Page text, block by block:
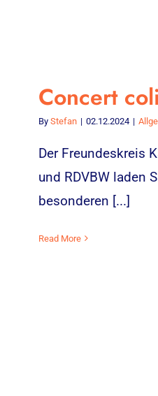
Concert
By Stefan | 02.12.2024 |
Der Freundeskreis
und RDVBW laden
besonderen [...]
Read More